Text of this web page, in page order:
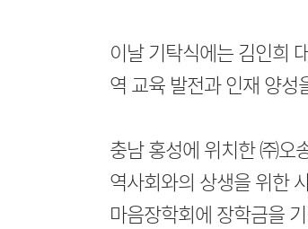
이날 기탁식에는 김인희
역 교육 발전과 인재 양성
충남 홍성에 위치한 ㈜오
역사회와의 상생을 위한
마음장학회에 장학금을